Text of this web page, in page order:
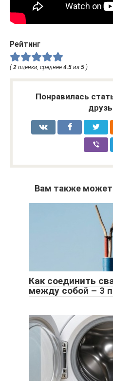
Рейтинг
(2 оценки, среднее 4.5 из 5 )
Понравилась
Вам также может
Как соединить
между собой – 3